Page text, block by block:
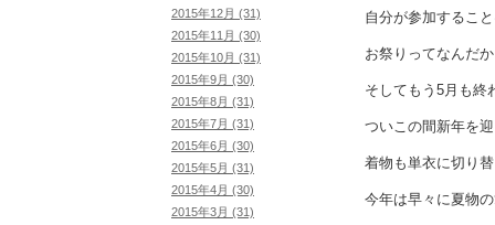
自分が参加するこ
お祭りってなんだ
そしてもう5月も終
ついこの間新年を
着物も単衣に切り
今年は早々に夏物
2015年12月 (31)
2015年11月 (30)
2015年10月 (31)
2015年9月 (30)
2015年8月 (31)
2015年7月 (31)
2015年6月 (30)
2015年5月 (31)
2015年4月 (30)
2015年3月 (31)